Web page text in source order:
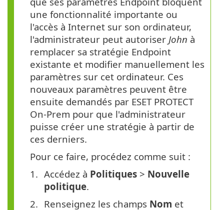
une fonctionnalité importante ou
l'accès à Internet sur son ordinateur,
l'administrateur peut autoriser John à
remplacer sa stratégie Endpoint
existante et modifier manuellement les
paramètres sur cet ordinateur. Ces
nouveaux paramètres peuvent être
ensuite demandés par ESET PROTECT
On-Prem pour que l'administrateur
puisse créer une stratégie à partir de
ces derniers.
Pour ce faire, procédez comme suit :
Accédez à Politiques > Nouvelle
politique.
Renseignez les champs Nom et